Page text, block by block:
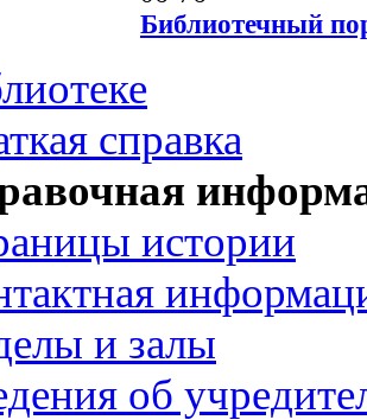
Библиотечный
справка
истории
и залы
об